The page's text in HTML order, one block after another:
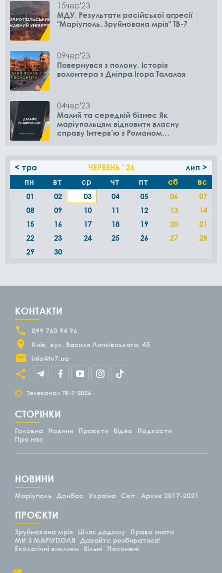
15чер'23
МДУ. Результати російської агресії |
"Маріуполь. Зруйнована мрія" ТВ-7
09чер'23
Повернувся з полону. Історія
волонтера з Дніпра Ігора Талалая
04чер'23
Малий та середній бізнес Як
маріупольцям відновити власну
справу Інтерв’ю з Романом
< тра ЧЕРВЕНЬ ' 26
лип >
пн
вт ср чт пт сб вс
01 02 03 04 05 06
07
08
09 10 11 12 13
14
15
16 17 18 19 20
21
22
23 24 25 26 27
28
29
30
КОНТАКТИ
099 760 94 96
Київ
вул. Василя Липківського, 45
info@tv7.ua
© Телеканал ТВ-7 2026
СТОРІНКИ
Головна Новини Проєкти Відео
Подкасти
Про нас
НОВИНИ
Маріуполь Донбас Україна Світ Архив 2017-2021
ПРОЄКТИ
Зруйнована мрія Шлях додому
Право знати
МИ З МАРІУПОЛЯ
Давайте розбиратися!
Екологічні виклики
Вільні Полонені